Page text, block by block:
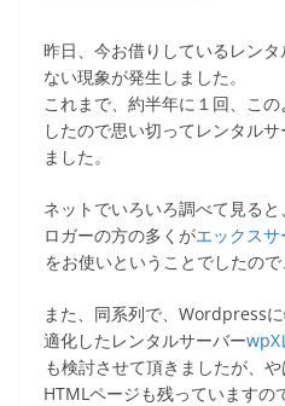
o
o
k
昨日、今お借りしているレン
ない現象が発生しました。
これまで、約半年に１回、こ
したので思い切ってレンタル
ました。
ネットでいろいろ調べて見る
ロガーの方の多くがエックスサ
をお使いということでしたので
また、同系列で、Wordpress
適化したレンタルサーバーwpX
も検討させて頂きましたが、
HTMLページも残っています